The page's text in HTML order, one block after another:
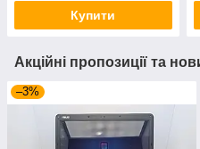
Купити
Акційні пропозиції та
–3%